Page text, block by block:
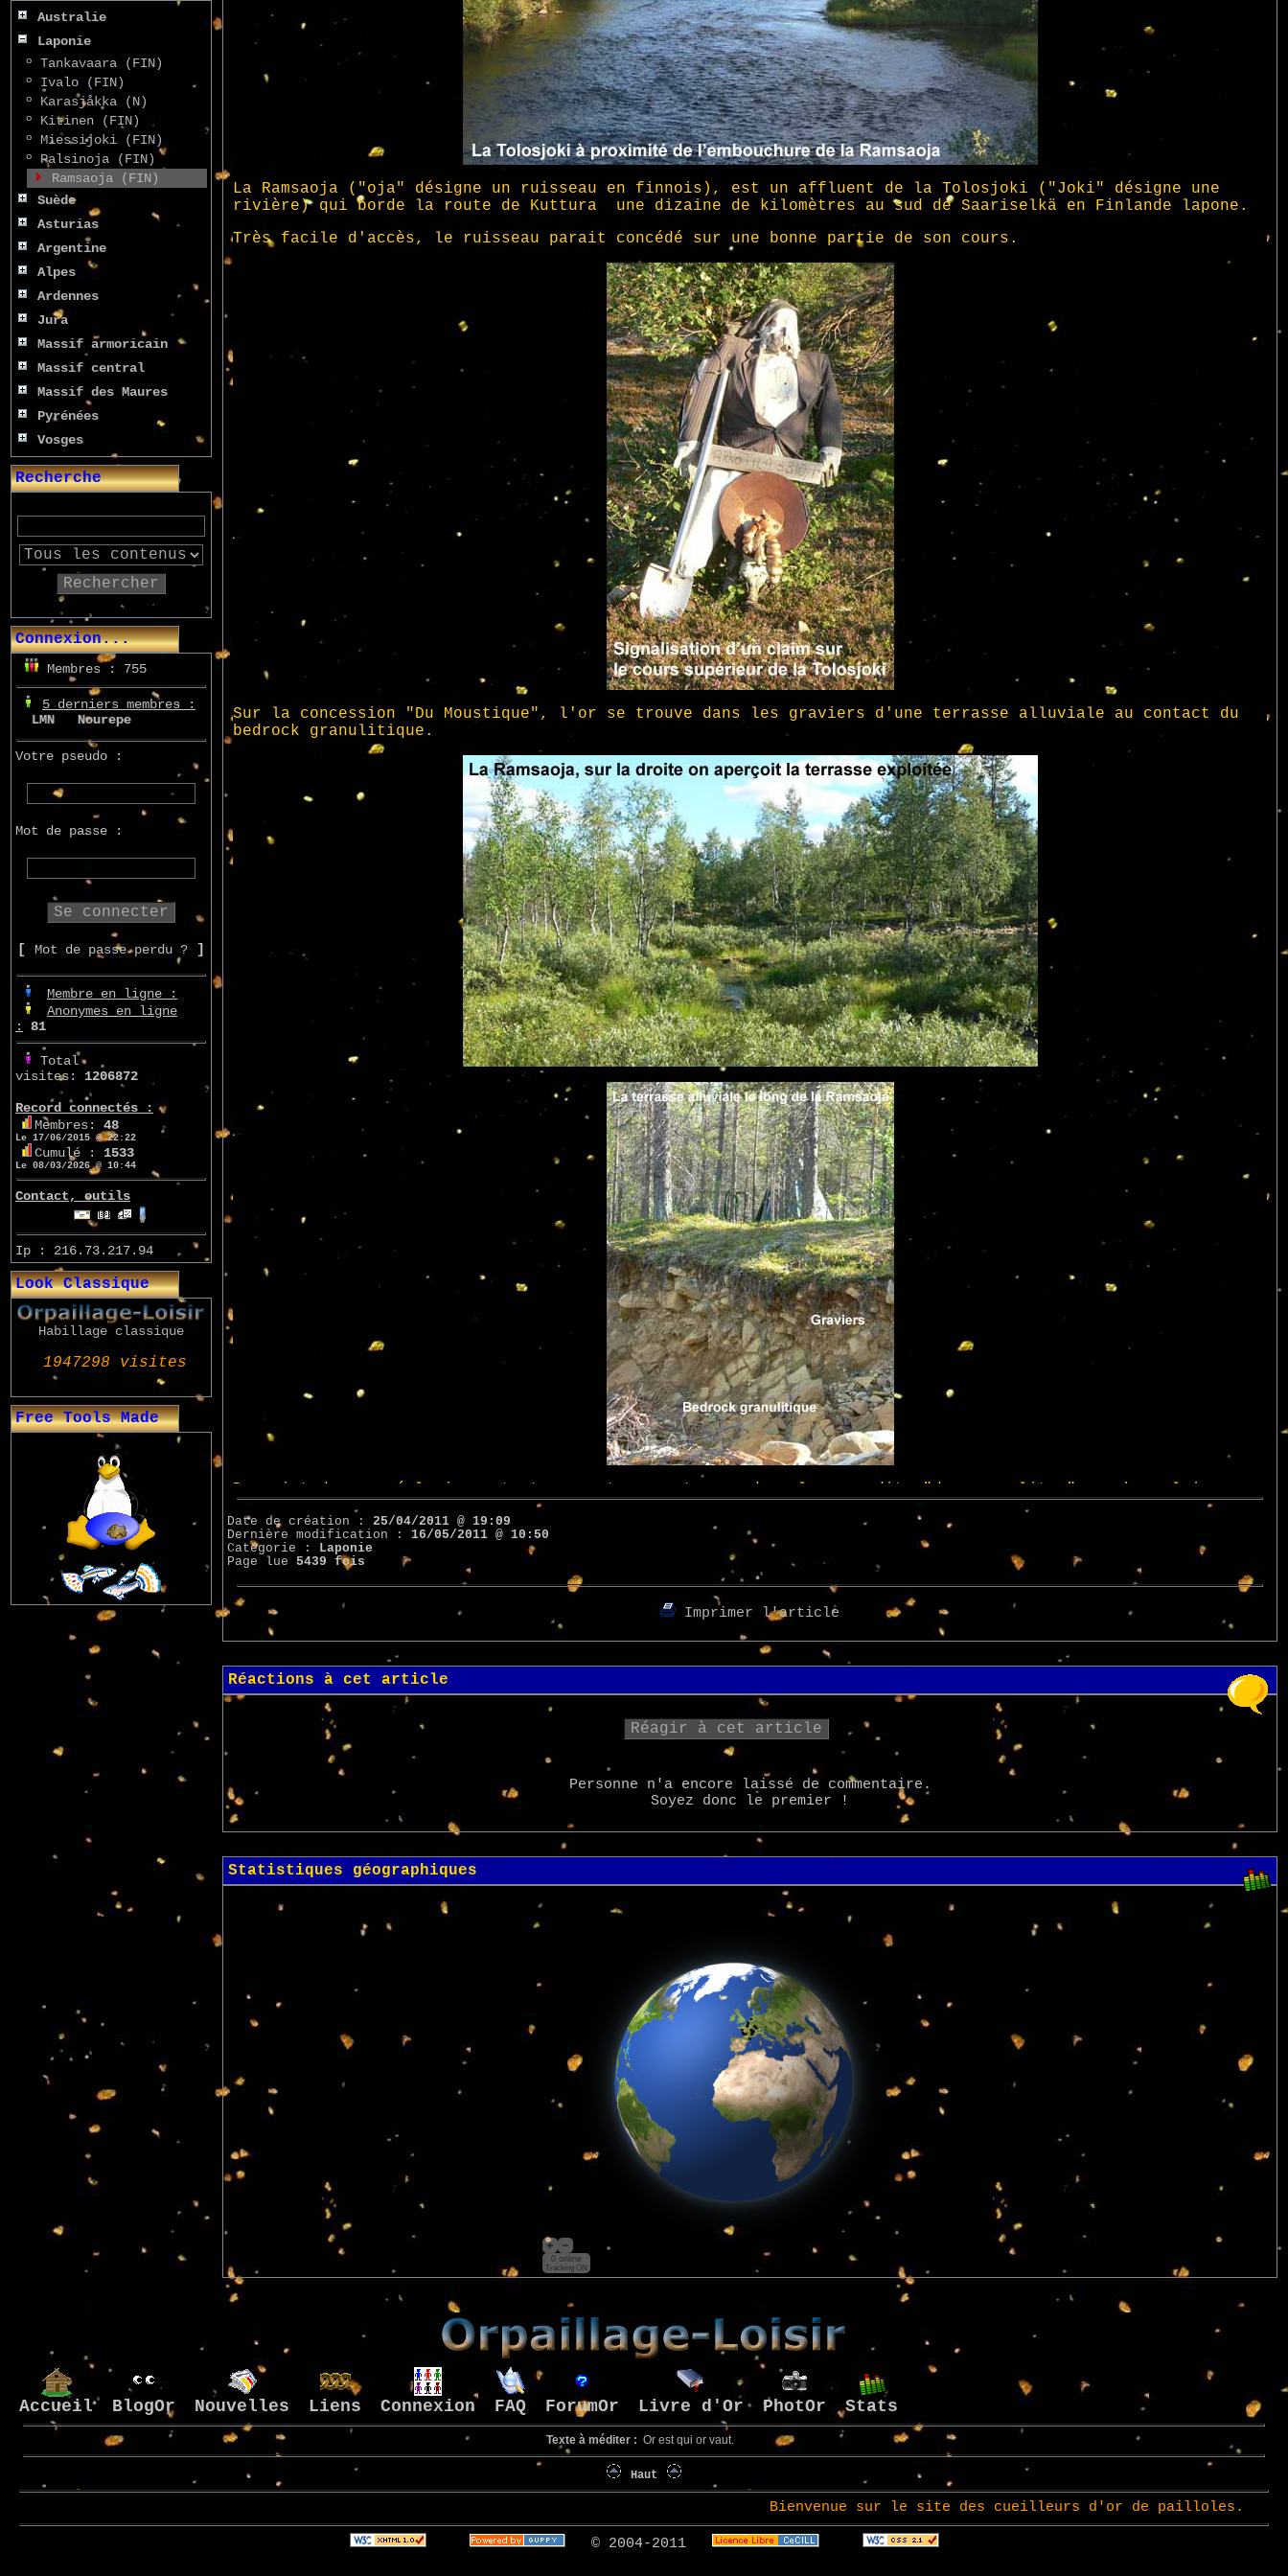
Australie
Laponie
º Tankavaara (FIN)
º Ivalo (FIN)
º Karasjåkka (N)
º Kitinen (FIN)
º Miessijoki (FIN)
º Palsinoja (FIN)
Ramsaoja (FIN)
Suède
Asturias
Argentine
Alpes
Ardennes
Jura
Massif armoricain
Massif central
Massif des Maures
Pyrénées
Vosges
Recherche
Rechercher
Connexion...
Membres : 755
5 derniers membres :
NourepeMarcsupilami Azo
Votre pseudo :
Mot de passe :
[ Mot de passe perdu ? ]
Membre en ligne :
Anonymes en ligne
:
81
Total
visites:
1206872
Record connectés :
Membres: 48
Le 17/06/2015 @ 22:22
Cumulé : 1533
Le 08/03/2026 @ 10:44
Contact, outils
Ip : 216.73.217.94
Look Classique
Habillage classique
Free Tools Made
Date de création : 25/04/2011 @ 19:09
Dernière modification : 16/05/2011 @ 10:50
Catégorie :
Laponie
Page lue 5439 fois
Imprimer l'article
Réactions à cet article
Réagir à cet article
Personne n'a encore laissé de commentaire.
Soyez donc le premier !
Statistiques géographiques
0 online
Tracking ON
Accueil BlogOr Nouvelles Liens Connexion FAQ ForumOr Livre d'Or PhotOr Stats
Texte à méditer : Or est qui or vaut.
Haut
Bienvenue sur le site des cueilleurs d'or de pailloles.
© 2004-2011